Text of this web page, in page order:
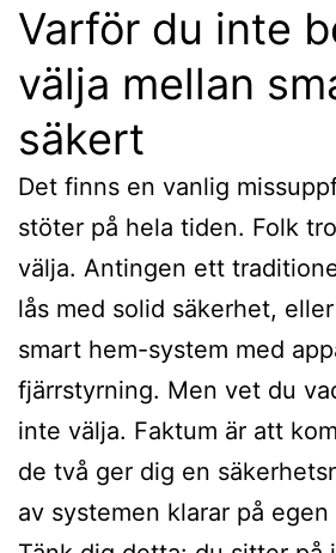
Varför du inte
välja mellan
säkert
Det finns en vanlig
stöter på hela tiden. Folk
välja. Antingen ett
lås med solid säkerhet,
smart hem-system med
fjärrstyrning. Men vet du
inte välja. Faktum är att
de två ger dig en
av systemen klarar på egen